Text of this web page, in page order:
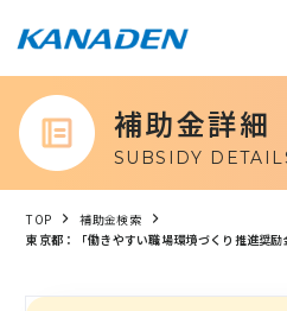
補助金詳細
SUBSIDY
TOP
補助金検索
東京都：「働きやすい職場環境づくり推進奨